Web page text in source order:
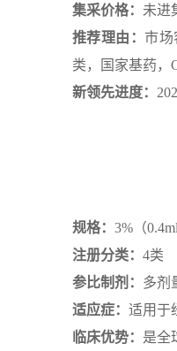
集采价格： 未进
推荐理由：市场
类，国家基药，
新领先进度：
规格： 3%（
注册分类： 4类
参比制剂： 多剂
适应症： 适用于
临床优势： 是全